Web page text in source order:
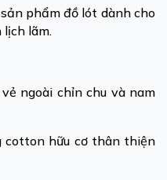
phẩm đồ lót dành cho
lịch lãm.
ngoài chỉn chu và nam
cotton hữu cơ thân thiện